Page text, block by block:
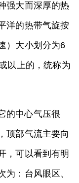
强大而深厚的热
洋的热带气旋按
）大小划分为6
以上的，统称为
的中心气压很
顶部气流主要向
，可以看到有明
为：台风眼区、